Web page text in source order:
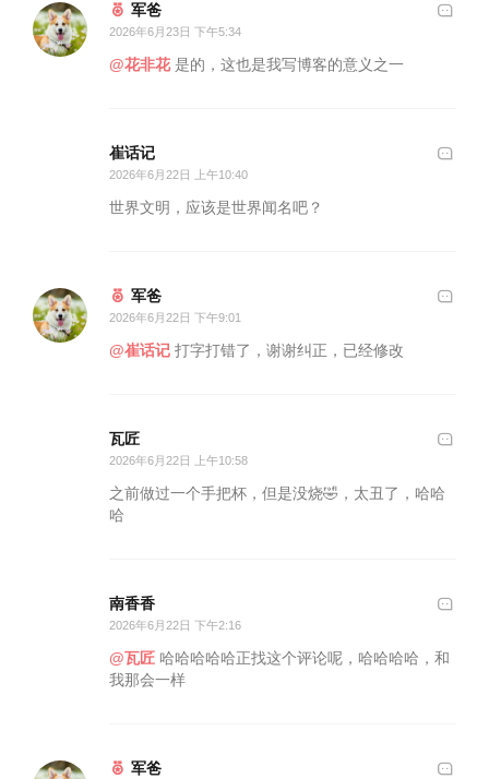
军爸
2026年6月23日 下午5:34
@花非花是的，这也是我写博客的意义之一
崔话记
2026年6月22日 上午10:40
世界文明，应该是世界闻名吧？
军爸
2026年6月22日 下午9:01
@崔话记 打字打错了，谢谢纠正，已经修改
瓦匠
2026年6月22日 上午10:58
之前做过一个手把杯，但是没烧🤣，太丑了，哈哈
哈
南香香
2026年6月22日 下午2:16
@瓦匠 哈哈哈哈哈正找这个评论呢，哈哈哈哈，和
我那会一样
军爸